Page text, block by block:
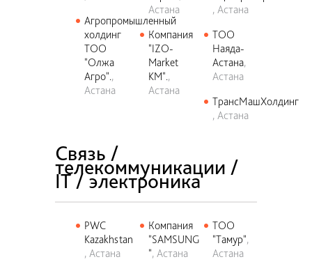
Агропромышленный
холдинг
ТОО
"Олжа
Агро".
Астана
Астана
Компания
"IZO-
Market
KM".
Астана
Астана
ТОО
Наяда-
Астана
Астана
ТрансМашХолдинг
Астана
Связь /
телекоммуникации /
IT / электроника
PWC
Kazakhstan
Астана
Компания
"SAMSUNG
" Астана
ТОО
"Тамур"
Астана